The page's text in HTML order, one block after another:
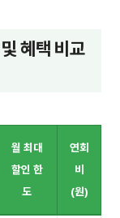
혜택 비교
월 최대
할인 한
도
연회
비
(원)